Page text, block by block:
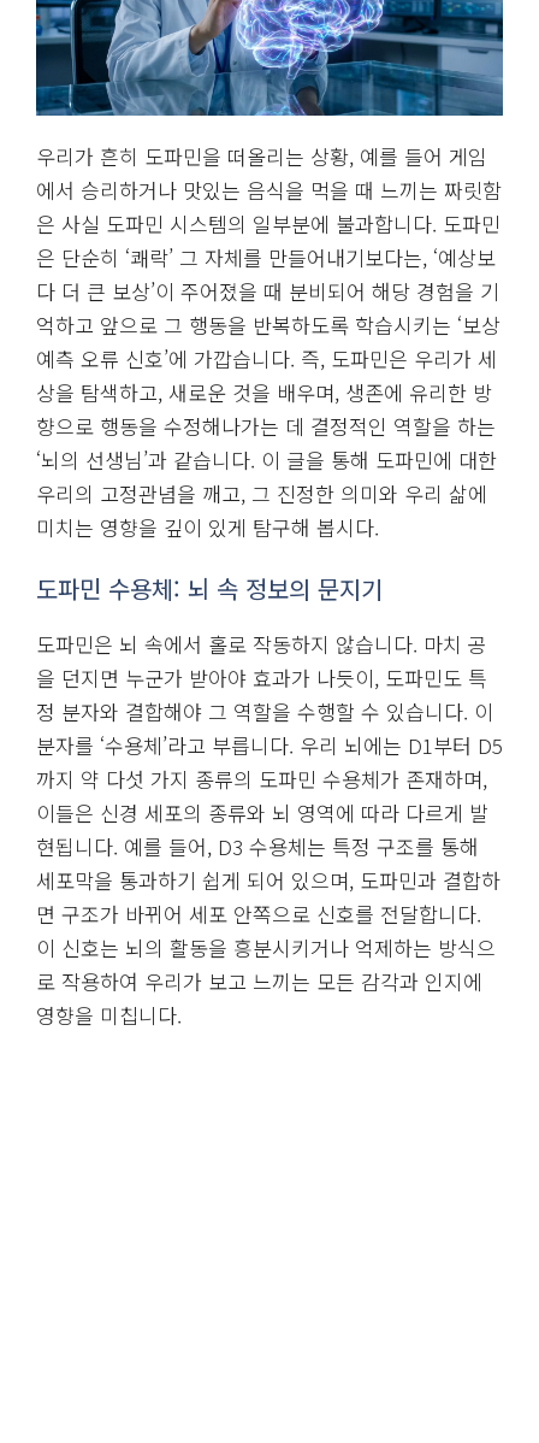
우리가 흔히 도파민을 떠올리는 상황, 예를 들어 게임
에서 승리하거나 맛있는 음식을 먹을 때 느끼는 짜릿함
은 사실 도파민 시스템의 일부분에 불과합니다. 도파민
은 단순히 ‘쾌락’ 그 자체를 만들어내기보다는, ‘예상보
다 더 큰 보상’이 주어졌을 때 분비되어 해당 경험을 기
억하고 앞으로 그 행동을 반복하도록 학습시키는 ‘보상
예측 오류 신호’에 가깝습니다. 즉, 도파민은 우리가 세
상을 탐색하고, 새로운 것을 배우며, 생존에 유리한 방
향으로 행동을 수정해나가는 데 결정적인 역할을 하는
‘뇌의 선생님’과 같습니다. 이 글을 통해 도파민에 대한
우리의 고정관념을 깨고, 그 진정한 의미와 우리 삶에
미치는 영향을 깊이 있게 탐구해 봅시다.
도파민 수용체: 뇌 속 정보의 문지기
도파민은 뇌 속에서 홀로 작동하지 않습니다. 마치 공
을 던지면 누군가 받아야 효과가 나듯이, 도파민도 특
정 분자와 결합해야 그 역할을 수행할 수 있습니다. 이
분자를 ‘수용체’라고 부릅니다. 우리 뇌에는 D1부터 D5
까지 약 다섯 가지 종류의 도파민 수용체가 존재하며,
이들은 신경 세포의 종류와 뇌 영역에 따라 다르게 발
현됩니다. 예를 들어, D3 수용체는 특정 구조를 통해
세포막을 통과하기 쉽게 되어 있으며, 도파민과 결합하
면 구조가 바뀌어 세포 안쪽으로 신호를 전달합니다.
이 신호는 뇌의 활동을 흥분시키거나 억제하는 방식으
로 작용하여 우리가 보고 느끼는 모든 감각과 인지에
영향을 미칩니다.